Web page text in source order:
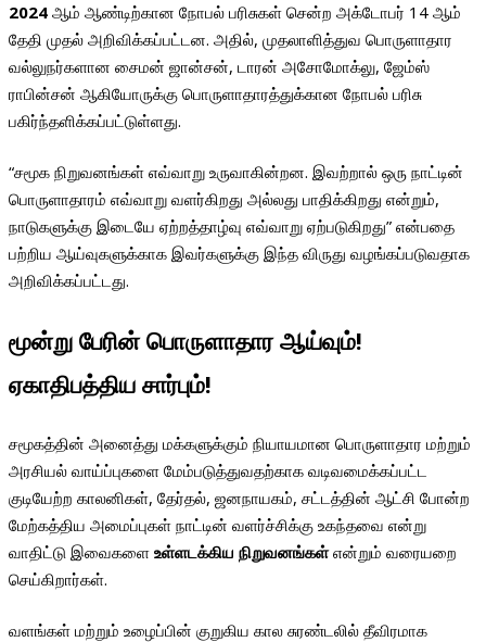
2024 ஆம் ஆண்டிற்கான நோபல் பரிசுகள் சென்ற அக்டோபர் 14 ஆம்
தேதி முதல் அறிவிக்கப்பட்டன. அதில், முதலாளித்துவ பொருளாதார
வல்லுநர்களான சைமன் ஜான்சன், டாரன் அசோமோக்லு, ஜேம்ஸ்
ராபின்சன் ஆகியோருக்கு பொருளாதாரத்துக்கான நோபல் பரிசு
பகிர்ந்தளிக்கப்பட்டுள்ளது.
“சமூக நிறுவனங்கள் எவ்வாறு உருவாகின்றன. இவற்றால் ஒரு நாட்டின்
பொருளாதாரம் எவ்வாறு வளர்கிறது அல்லது பாதிக்கிறது என்றும்,
நாடுகளுக்கு இடையே ஏற்றத்தாழ்வு எவ்வாறு ஏற்படுகிறது” என்பதை
பற்றிய ஆய்வுகளுக்காக இவர்களுக்கு இந்த விருது வழங்கப்படுவதாக
அறிவிக்கப்பட்டது.
மூன்றுபேரின்பொருளாதாரஆய்வும்!
ஏகாதிபத்தியசார்பும்!
சமூகத்தின் அனைத்து மக்களுக்கும் நியாயமான பொருளாதார மற்றும்
அரசியல் வாய்ப்புகளை மேம்படுத்துவதற்காக வடிவமைக்கப்பட்ட
குடியேற்ற காலனிகள், தேர்தல், ஜனநாயகம், சட்டத்தின் ஆட்சி போன்ற
மேற்கத்திய அமைப்புகள் நாட்டின் வளர்ச்சிக்கு உகந்தவை என்று
வாதிட்டு இவைகளை உள்ளடக்கிய நிறுவனங்கள்என்றும் வரையறை
செய்கிறார்கள்.
வளங்கள் மற்றும் உழைப்பின் குறுகிய கால சுரண்டலில் தீவிரமாக